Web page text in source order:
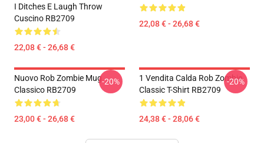
I Ditches E Laugh Throw
Cuscino RB2709
22,08 € - 26,68 €
22,08 € - 26,68 €
Nuovo Rob Zombie Mug
Classico RB2709
23,00 € - 26,68 €
-20%
1 Vendita Calda Rob Zombie
Classic T-Shirt RB2709
24,38 € - 28,06 €
-20%